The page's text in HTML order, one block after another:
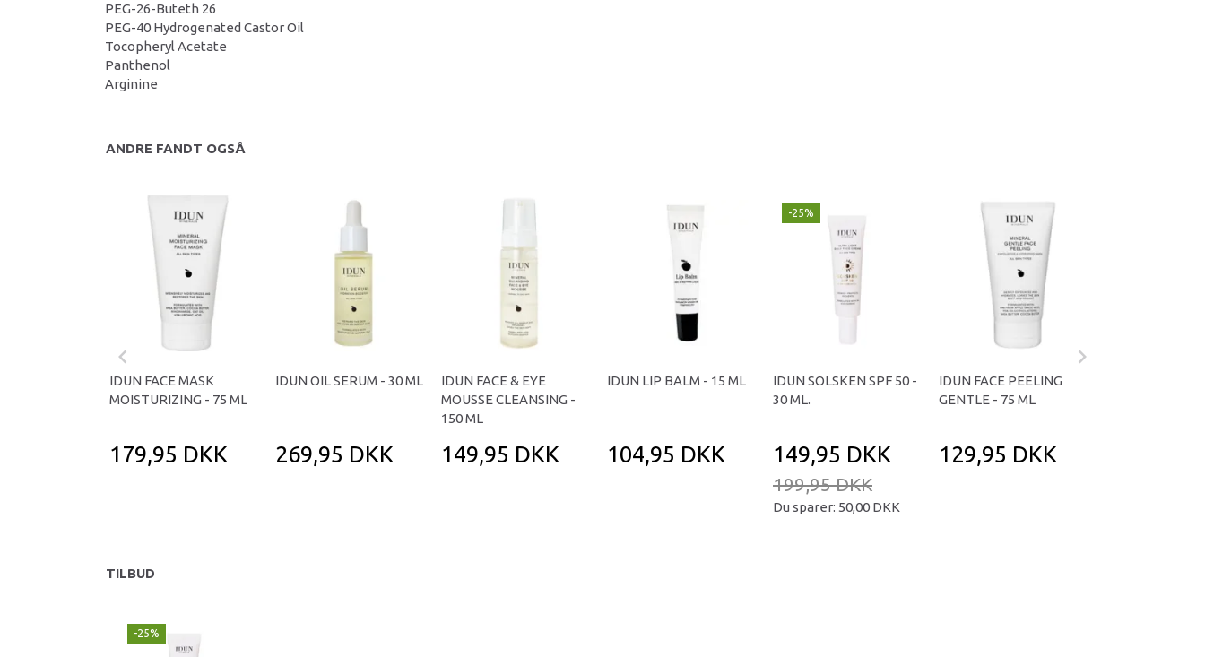
PEG-26-Buteth 26
PEG-40 Hydrogenated Castor Oil
Tocopheryl Acetate
Panthenol
Arginine
ANDRE FANDT OGSÅ
IDUN FACE MASK
MOISTURIZING - 75 ML
179,95 DKK
IDUN OIL SERUM - 30 ML
269,95 DKK
IDUN FACE & EYE
MOUSSE CLEANSING -
150 ML
149,95 DKK
IDUN LIP BALM - 15 ML
104,95 DKK
-25%
IDUN SOLSKEN SPF 50 -
30 ML.
149,95 DKK
199,95 DKK
Du sparer: 50,00 DKK
IDUN FACE PEELING
GENTLE - 75 ML
129,95 DKK
TILBUD
-25%